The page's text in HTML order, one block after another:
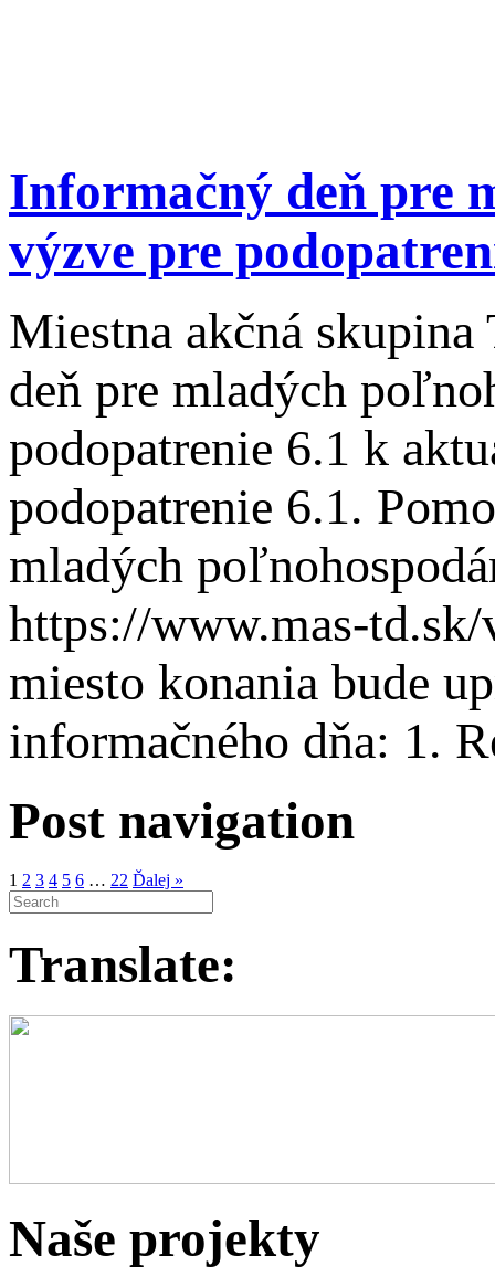
Informačný deň pre
výzve pre
Miestna akčná
deň pre mladých
podopatrenie 6.1 k
podopatrenie 6.1.
mladých
https://www.mas-
miesto konania bude
informačného dňa: 1.
Post navigation
1 2 3 4 5 6 … 22 Ďalej »
Translate:
Naše projekty